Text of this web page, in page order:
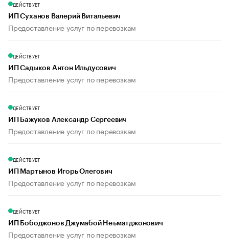
ДЕЙСТВУЕТ
ИП Суханов Валерий Витальевич
Предоставление услуг по перевозкам
ДЕЙСТВУЕТ
ИП Садыков Антон Ильдусович
Предоставление услуг по перевозкам
ДЕЙСТВУЕТ
ИП Бажуков Александр Сергеевич
Предоставление услуг по перевозкам
ДЕЙСТВУЕТ
ИП Мартынов Игорь Олегович
Предоставление услуг по перевозкам
ДЕЙСТВУЕТ
ИП Бободжонов Джумабой Неъматджонович
Предоставление услуг по перевозкам